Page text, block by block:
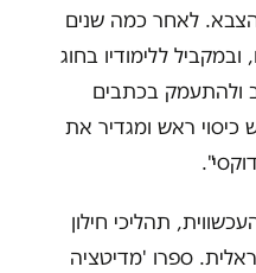
הצבא. לאחר כמה שנים
ללימודיו בחוג
ולהתעמק בכתבים
כיסוי ראש ומגדיר את
תהליכי חילון
ספרו 'מדיטציה